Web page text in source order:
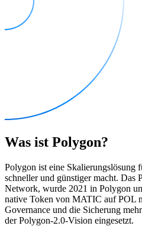
Was ist Polygon?
Polygon ist eine Skalierungslösung
schneller und günstiger macht. Das
Network, wurde 2021 in Polygon
native Token von MATIC auf POL
Governance und die Sicherung
der Polygon-2.0-Vision eingesetzt.